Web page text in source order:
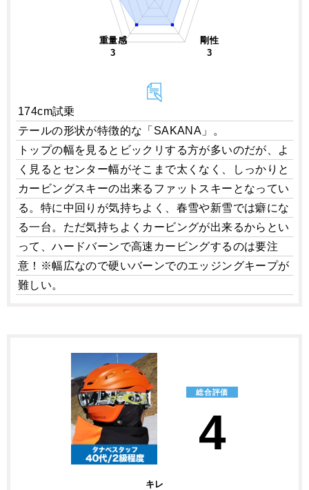
剛性
3
重量感
3
174cm試乗
テールの形状が特徴的な「SAKANA」。
トップの幅を見るとビックリする方が多いのだが、よ
く見るとセンター幅がそこまで太くなく、しっかりと
カービングスキーの出来るファットスキーとなってい
る。特に中回りが気持ちよく、春雪や新雪では癖にな
る一台。ただ気持ちよくカービングが出来るからとい
って、ハードバーンで高速カービングするのは要注
意！※幅広なので硬いバーンでのエッジングキープが
難しい。
総合評価
4
キレ